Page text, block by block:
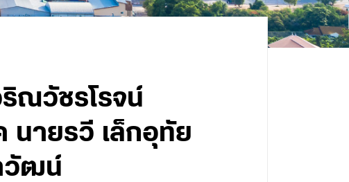
ณวัชรโรจน์
นายรวี เล็กอุทัย
วัฒน์